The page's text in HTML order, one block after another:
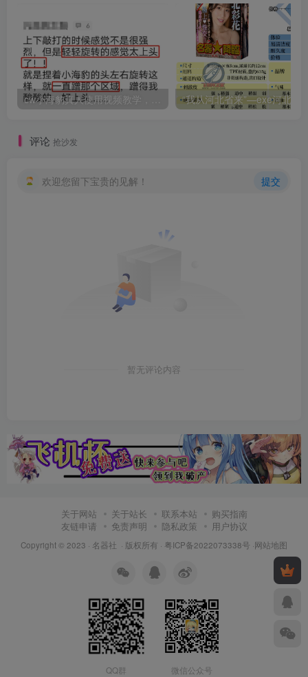
cw小海豹真人使用视频教学，小海豹到底咋用？
评论 抢沙发
欢迎您留下宝贵的见解！ 提交
暂无评论内容
关于网站 关于站长 联系本站
购买指南
友链申请
免责声明 隐私政策 用户协议
Copyright © 2023 · 名器社 · 版权所有 · 粤ICP备2022073338号 ·网站地图
QQ群 微信公众号